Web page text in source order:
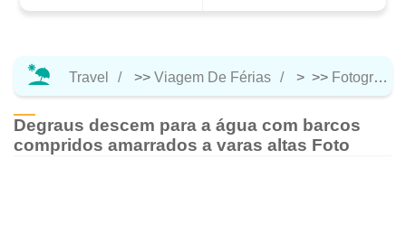
Travel >> Viagem De Férias > >> Fotografia Cênica
Degraus descem para a água com barcos
compridos amarrados a varas altas Foto